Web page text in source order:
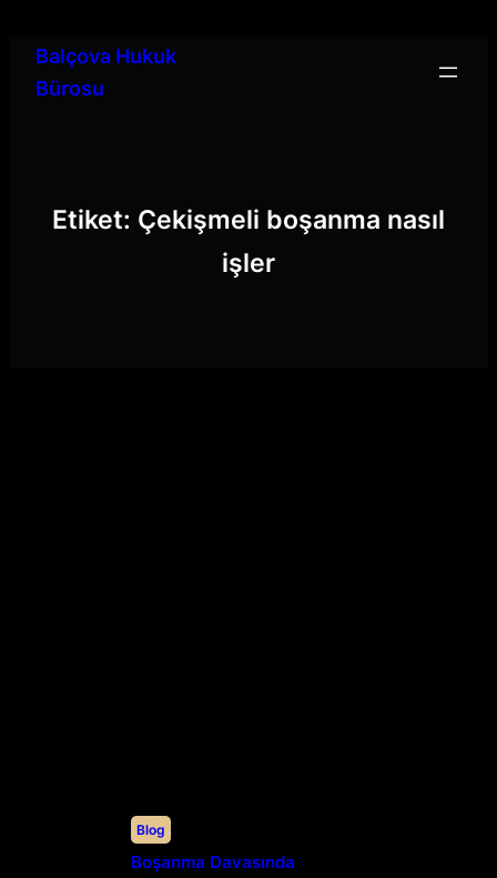
Balçova Hukuk
Bürosu
Etiket: Çekişmeli boşanma nasıl
işler
Blog
Boşanma Davasında